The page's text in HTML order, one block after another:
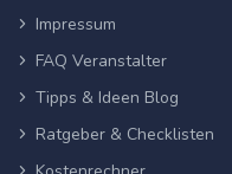
Impressum
FAQ Veranstalter
Tipps & Ideen Blog
Ratgeber & Checklisten